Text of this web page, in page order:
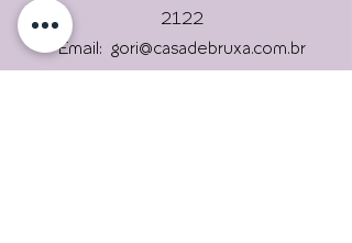
2122
Email: gori@casadebruxa.com.br